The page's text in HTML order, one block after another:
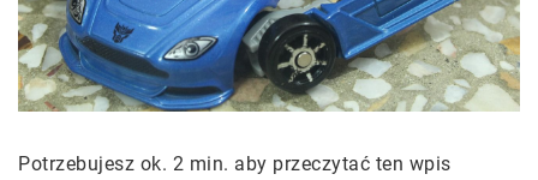
Potrzebujesz ok. 2 min. aby przeczytać ten wpis